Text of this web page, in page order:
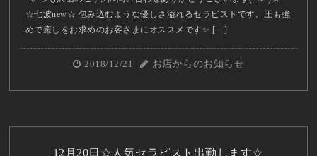
☆七波new☆ 包み込むような優しさ溢れるセラピストです。圧も強
めで癒しをお求めのお客さまにオススメです✨ […]
2018/12/21 お店からのお知らせ
12月20日☆人気セラピスト出勤します☆